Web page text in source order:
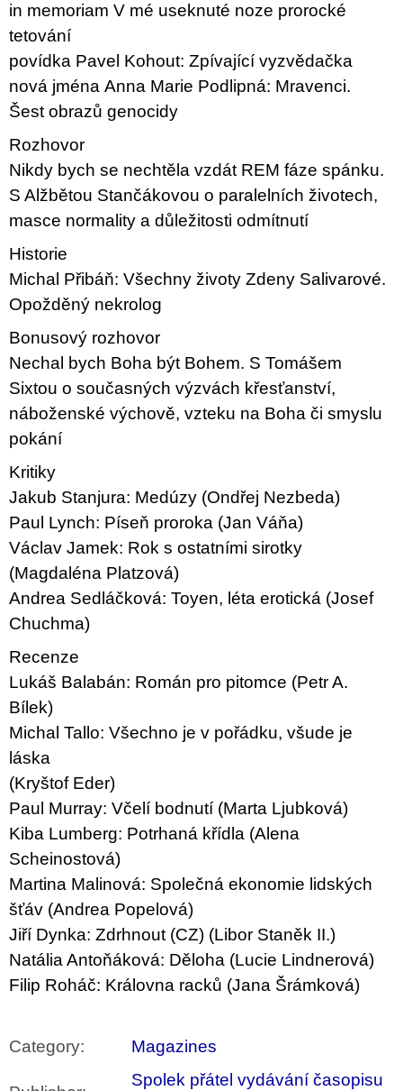
in memoriam V mé useknuté noze prorocké
tetování
povídka Pavel Kohout: Zpívající vyzvědačka
nová jména Anna Marie Podlipná: Mravenci.
Šest obrazů genocidy
Rozhovor
Nikdy bych se nechtěla vzdát REM fáze spánku.
S Alžbětou Stančákovou o paralelních životech,
masce normality a důležitosti odmítnutí
Historie
Michal Přibáň: Všechny životy Zdeny Salivarové.
Opožděný nekrolog
Bonusový rozhovor
Nechal bych Boha být Bohem. S Tomášem
Sixtou o současných výzvách křesťanství,
náboženské výchově, vzteku na Boha či smyslu
pokání
Kritiky
Jakub Stanjura: Medúzy (Ondřej Nezbeda)
Paul Lynch: Píseň proroka (Jan Váňa)
Václav Jamek: Rok s ostatními sirotky
(Magdaléna Platzová)
Andrea Sedláčková: Toyen, léta erotická (Josef
Chuchma)
Recenze
Lukáš Balabán: Román pro pitomce (Petr A.
Bílek)
Michal Tallo: Všechno je v pořádku, všude je
láska
(Kryštof Eder)
Paul Murray: Včelí bodnutí (Marta Ljubková)
Kiba Lumberg: Potrhaná křídla (Alena
Scheinostová)
Martina Malinová: Společná ekonomie lidských
šťáv (Andrea Popelová)
Jiří Dynka: Zdrhnout (CZ) (Libor Staněk II.)
Natália Antoňáková: Děloha (Lucie Lindnerová)
Filip Roháč: Královna racků (Jana Šrámková)
Category: Magazines
Spolek přátel vydávání časopisu